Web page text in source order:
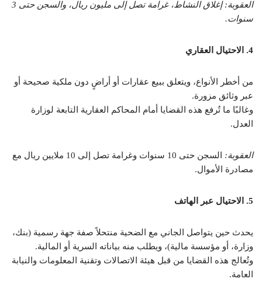
العقوبة: إغلاق النشاط، غرامة تصل إلى مليون ريال، والسجن حتى 3
سنوات.
4. الاحتيال العقاري
من أخطر الأنواع، ويتعلق ببيع عقارات أو أراضٍ دون ملكية صحيحة أو
عبر وثائق مزورة.
وغالبًا ما تُرفع هذه القضايا أمام المحاكم العقارية التابعة لوزارة
العدل.
العقوبة:
السجن حتى 10 سنوات وغرامة تصل إلى 10 ملايين ريال مع
مصادرة الأموال.
5. الاحتيال عبر الهاتف
يحدث حين يتواصل الجاني مع الضحية منتحلاً صفة جهة رسمية (بنك،
وزارة، أو مؤسسة مالية)، ويطلب منه بياناته السرية أو المالية.
وتُعالج هذه القضايا من قبل هيئة الاتصالات وتقنية المعلومات والنيابة
العامة.